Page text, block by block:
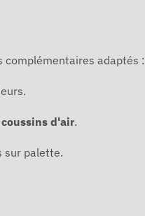
complémentaires adaptés :
coussins d'air.
sur palette.